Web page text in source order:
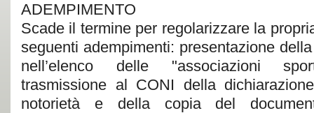
ADEMPIMENTO
Scade il termine per regolarizzare la
seguenti adempimenti: presentazione
nell’elenco delle "associazioni
trasmissione al CONI della
notorietà e della copia del